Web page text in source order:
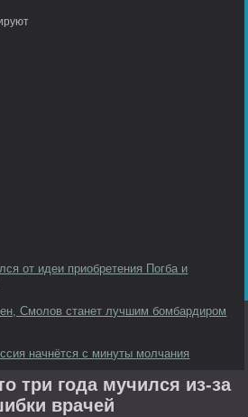
от идеи приобретения Погба и
Смолов станет лучшим бомбардиром
начнётся с минуты молчания
три года мучился из-за
врачей